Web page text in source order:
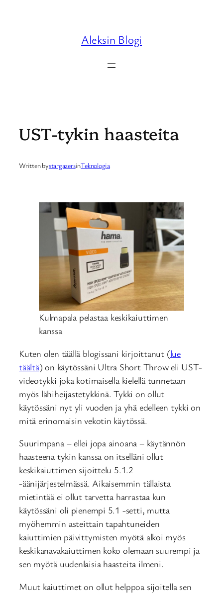
Aleksin Blogi
UST-tykin haasteita
Written bystargazersinTeknologia
Kulmapala pelastaa keskikaiuttimen
kanssa
Kuten olen täällä blogissani kirjoittanut (lue
täältä) on käytössäni Ultra Short Throw eli UST-
videotykki joka kotimaisella kielellä tunnetaan
myös lähiheijastetykkinä. Tykki on ollut
käytössäni nyt yli vuoden ja yhä edelleen tykki on
mitä erinomaisin vekotin käytössä.
Suurimpana – ellei jopa ainoana – käytännön
haasteena tykin kanssa on itselläni ollut
keskikaiuttimen sijoittelu 5.1.2
-äänijärjestelmässä. Aikaisemmin tällaista
mietintää ei ollut tarvetta harrastaa kun
käytössäni oli pienempi 5.1 -setti, mutta
myöhemmin asteittain tapahtuneiden
kaiuttimien päivittymisten myötä alkoi myös
keskikanavakaiuttimen koko olemaan suurempi ja
sen myötä uudenlaisia haasteita ilmeni.
Muut kaiuttimet on ollut helppoa sijoitella sen